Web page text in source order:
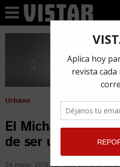
Urbano
El Micha: Estoy
de ser un ganador